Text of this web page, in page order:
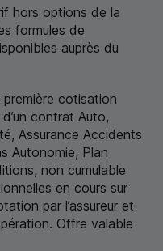
hors options de la
formules de
auprès du
première cotisation
contrat Auto,
Assurance Accidents
Autonomie, Plan
non cumulable
en cours sur
par l’assureur et
Offre valable
au renvoi 8